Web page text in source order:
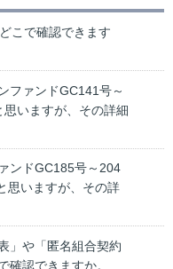
こで確認できます
ファンドGC141号～
いますが、その詳細
ンドGC185号～204
思いますが、その詳
」や「匿名組合契約
確認できますか。